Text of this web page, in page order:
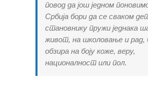
повод да још једном
Србија бори да се сваком
становнику пружи једнака
живот, на школовање и рад,
обзира на боју коже, веру,
националност или пол.